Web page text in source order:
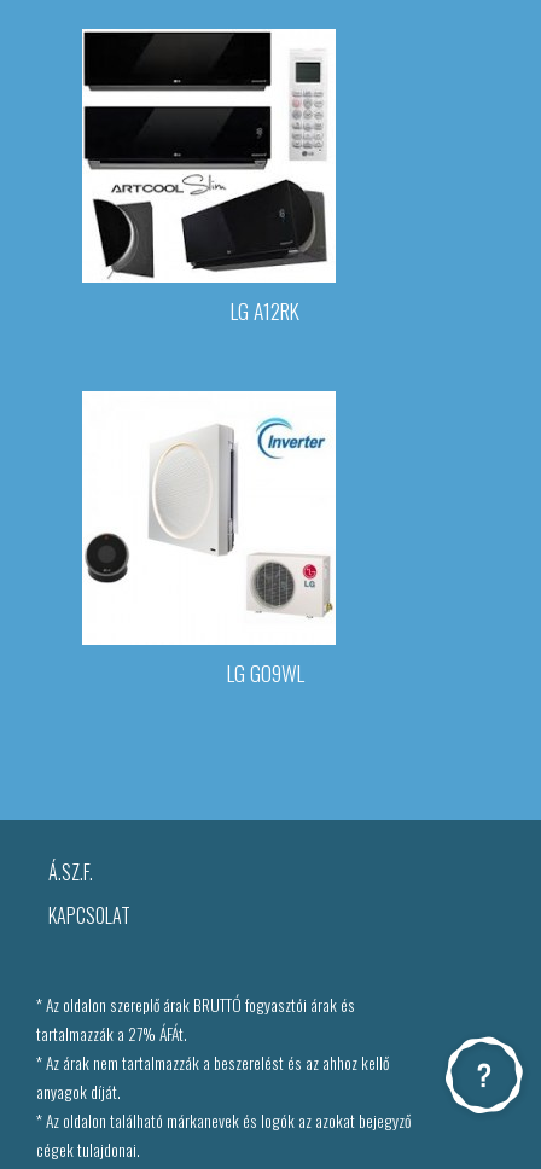
LG A12RK
LG G09WL
Á.SZ.F.
KAPCSOLAT
* Az oldalon szereplő árak BRUTTÓ fogyasztói árak és
tartalmazzák a 27% ÁFÁt.
* Az árak nem tartalmazzák a beszerelést és az ahhoz kellő
anyagok díját.
* Az oldalon található márkanevek és logók az azokat bejegyző
cégek tulajdonai.